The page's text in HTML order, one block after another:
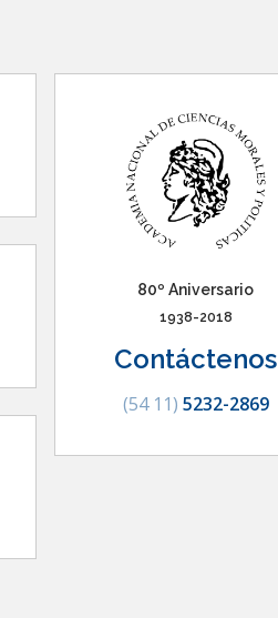
80º Aniversario
1938-2018
Contáctenos
(54 11) 5232-2869